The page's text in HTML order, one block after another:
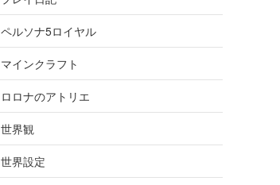
ペルソナ5ロイヤル
マインクラフト
ロロナのアトリエ
世界観
世界設定